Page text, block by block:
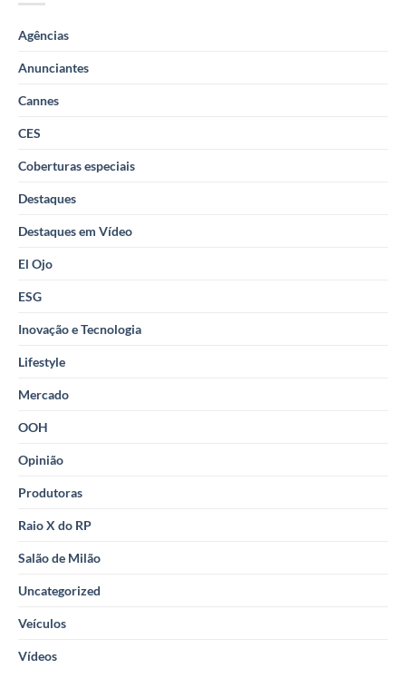
Agências
Anunciantes
Cannes
CES
Coberturas especiais
Destaques
Destaques em Vídeo
El Ojo
ESG
Inovação e Tecnologia
Lifestyle
Mercado
OOH
Opinião
Produtoras
Raio X do RP
Salão de Milão
Uncategorized
Veículos
Vídeos